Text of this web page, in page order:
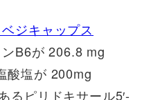
ジキャップス
B6が 206.8 mg
酸塩が 200mg
るピリドキサール5′-